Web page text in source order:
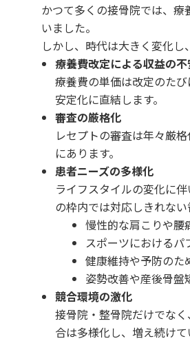
かつて多くの接骨院では、
いました。
しかし、時代は大きく変化し
療養費改定による収益の
療養費の単価は改定のた
安定化に直結します。
審査の厳格化
レセプトの審査は年々厳
にあります。
患者ニーズの多様化
ライフスタイルの変化に
の枠内では対応しきれない
慢性的な肩こりや腰
スポーツにおけるパ
健康維持や予防のた
姿勢改善や産後骨盤
競合環境の激化
接骨院・整骨院だけでな
合は多様化し、増え続けて